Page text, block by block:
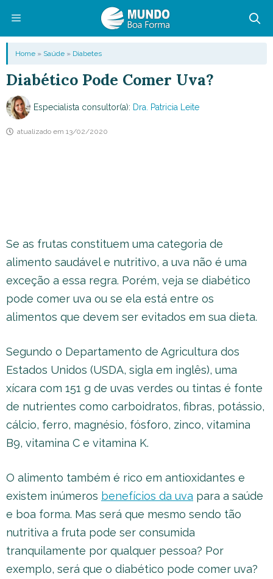
conteúdo
Menu
Home » Saúde » Diabetes
Diabético Pode Comer Uva?
Especialista consultor(a): Dra. Patricia Leite
atualizado em 13/02/2020
Se as frutas constituem uma categoria de
alimento saudável e nutritivo, a uva não é uma
exceção a essa regra. Porém, veja se diabético
pode comer uva ou se ela está entre os
alimentos que devem ser evitados em sua dieta.
Segundo o Departamento de Agricultura dos
Estados Unidos (USDA, sigla em inglês), uma
xícara com 151 g de uvas verdes ou tintas é fonte
de nutrientes como carboidratos, fibras, potássio,
cálcio, ferro, magnésio, fósforo, zinco, vitamina
B9, vitamina C e vitamina K.
O alimento também é rico em antioxidantes e
existem inúmeros benefícios da uva para a saúde
e boa forma. Mas será que mesmo sendo tão
nutritiva a fruta pode ser consumida
tranquilamente por qualquer pessoa? Por
exemplo, será que o diabético pode comer uva?